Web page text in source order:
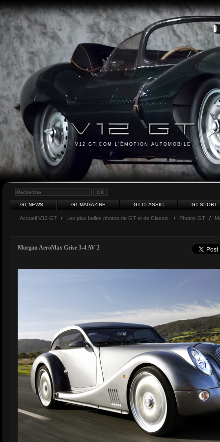
V12 GT.COM L'ÉMOTION AUTOMOBILE
GT NEWS GT MAGAZINE GT CLASSIC GT SPORT
Accueil V12 GT / Les plus belles photos de GT et de Classic. / Photos GT /
Morgan AeroMax Grise 3-4 AV 2